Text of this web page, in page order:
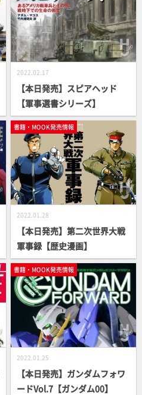
HowTo MOOK】
2022.02.17
【本日発売】スピアヘッド
【軍事選書シリーズ】
書籍・MOOK発売情報
2022.01.28
【本日発売】第二次世界大戦
軍事録【歴史漫画】
書籍・MOOK発売情報
2022.01.25
【本日発売】ガンダムフォワ
ードVol.7【ガンダム00】